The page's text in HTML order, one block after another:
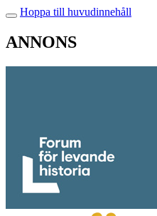
Hoppa till huvudinnehåll
ANNONS